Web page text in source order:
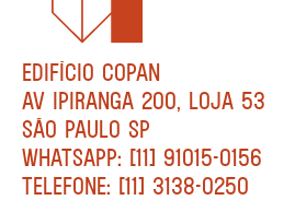
EDIFÍCIO COPAN
AV IPIRANGA 200, LOJA 53
SÃO PAULO SP
WHATSAPP: [11] 91015-0156
TELEFONE: [11] 3138-0250